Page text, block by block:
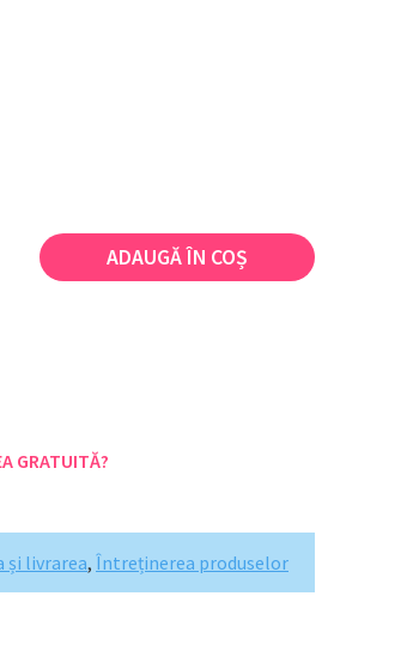
ADAUGĂ ÎN COȘ
GRATUITĂ?
și livrarea, Întreținerea produselor